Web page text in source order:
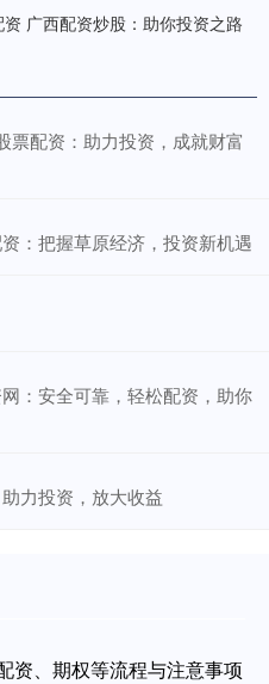
广西配资炒股：助你投资之路
票配资：助力投资，成就财富
：把握草原经济，投资新机遇
：安全可靠，轻松配资，助你
力投资，放大收益
资、期权等流程与注意事项